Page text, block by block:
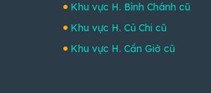
Khu vực H. Bình Chánh cũ
Khu vực H. Củ Chi cũ
Khu vực H. Cần Giờ cũ